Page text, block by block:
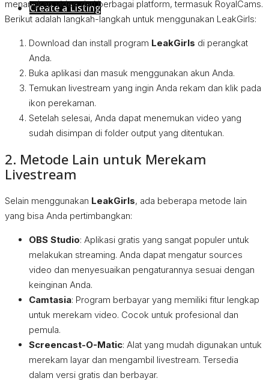
Create a Listing
menangkap video dari berbagai platform, termasuk RoyalCams.
Berikut adalah langkah-langkah untuk menggunakan LeakGirls:
Download dan install program LeakGirls di perangkat
Anda.
Buka aplikasi dan masuk menggunakan akun Anda.
Temukan livestream yang ingin Anda rekam dan klik pada
ikon perekaman.
Setelah selesai, Anda dapat menemukan video yang
sudah disimpan di folder output yang ditentukan.
2. Metode Lain untuk Merekam
Livestream
Selain menggunakan LeakGirls, ada beberapa metode lain
yang bisa Anda pertimbangkan:
OBS Studio: Aplikasi gratis yang sangat populer untuk
melakukan streaming. Anda dapat mengatur sources
video dan menyesuaikan pengaturannya sesuai dengan
keinginan Anda.
Camtasia: Program berbayar yang memiliki fitur lengkap
untuk merekam video. Cocok untuk profesional dan
pemula.
Screencast-O-Matic: Alat yang mudah digunakan untuk
merekam layar dan mengambil livestream. Tersedia
dalam versi gratis dan berbayar.